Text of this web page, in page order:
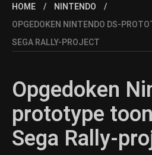
HOME
NINTENDO
OPGEDOKEN NINTENDO DS-
SEGA RALLY-PROJECT
Opgedoken
prototype
Sega Rally-